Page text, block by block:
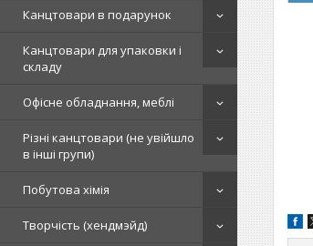
Канцтовари в подарунок
Канцтовари для упаковки і
складу
Офісне обладнання, меблі
Різні канцтовари (не увійшло
в інші групи)
Побутова хімія
Творчість (хендмэйд)